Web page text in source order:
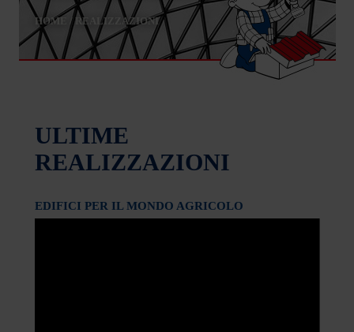
HOME /REALIZZAZIONI
ULTIME
REALIZZAZIONI
EDIFICI PER IL MONDO AGRICOLO